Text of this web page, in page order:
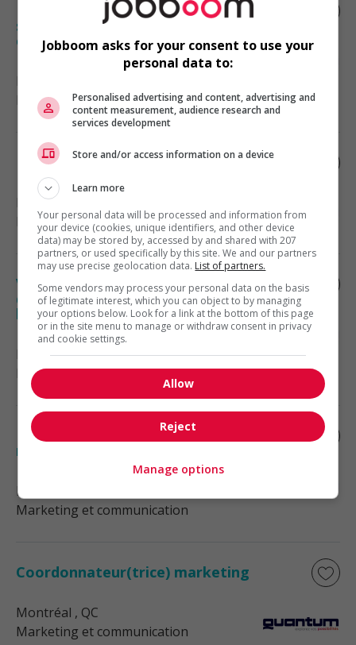
Directeur(trice) de catégorie et
stratégie de mise en marché / director,
category and...
Marketing et communication
Directeur(trice) en marketing
Montréal
Marketing et communication
Vice-présidente, croissance et marketing
de marque / vice-president, growth &
brand marketing
Montréal, QC
Marketing et communication
Directeur du marketing de détail / retail
marketing director
Montréal
Marketing et communication
Coordonnateur(trice) marketing
Montréal , QC
Marketing et communication
Jobboom asks for your consent to use your
personal data to:
Personalised advertising and content, advertising and
content measurement, audience research and
services development
Store and/or access information on a device
Learn more
Your personal data will be processed and information from
your device (cookies, unique identifiers, and other device
data) may be stored by, accessed by and shared with 207
partners, or used specifically by this site. We and our partners
may use precise geolocation data. List of partners.
Some vendors may process your personal data on the basis
of legitimate interest, which you can object to by managing
your options below. Look for a link at the bottom of this page
or in the site menu to manage or withdraw consent in privacy
and cookie settings.
Allow
Reject
Manage options